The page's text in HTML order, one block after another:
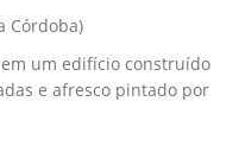
Córdoba)
um edifício construído
e afresco pintado por